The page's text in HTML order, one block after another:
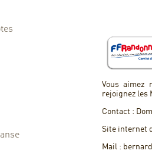
Vous aimez
rejoignez les
Contact :
Site internet
Mail :